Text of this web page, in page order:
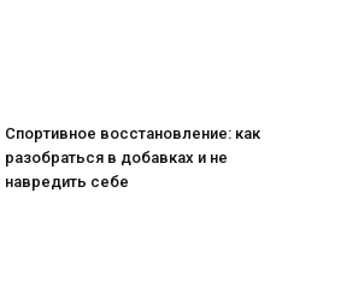
Спортивное восстановление: как
разобраться в добавках и не
навредить себе